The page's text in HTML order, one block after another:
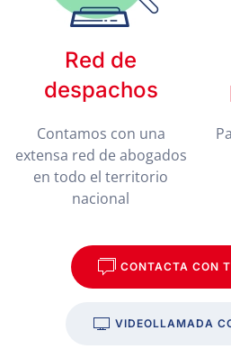
Red de
despachos
Contamos con una
extensa red de abogados
en todo el territorio
nacional
CONTACTA CON
VIDEOLLAMADA